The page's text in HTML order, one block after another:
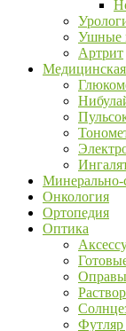
Ушные
Артрит
Минерально-
Онкология
Ортопедия
Оптика
Оправы
Футляр